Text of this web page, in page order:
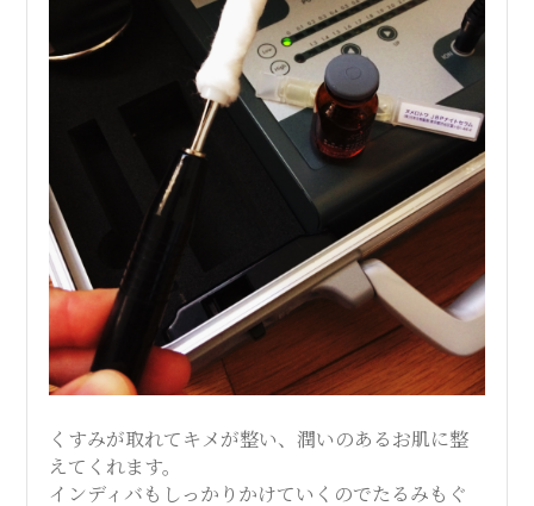
くすみが取れてキメが整い、潤いのあるお肌に整
えてくれます。
インディバもしっかりかけていくのでたるみもぐ